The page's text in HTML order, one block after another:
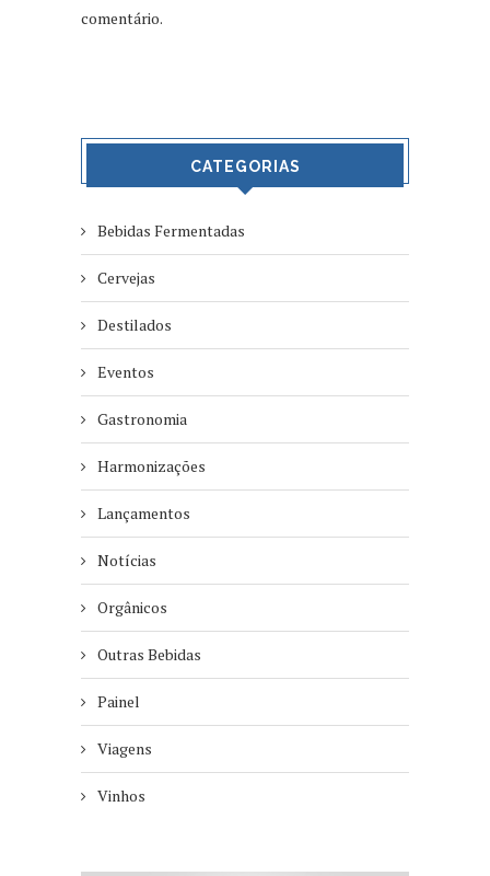
comentário.
CATEGORIAS
Bebidas Fermentadas
Cervejas
Destilados
Eventos
Gastronomia
Harmonizações
Lançamentos
Notícias
Orgânicos
Outras Bebidas
Painel
Viagens
Vinhos